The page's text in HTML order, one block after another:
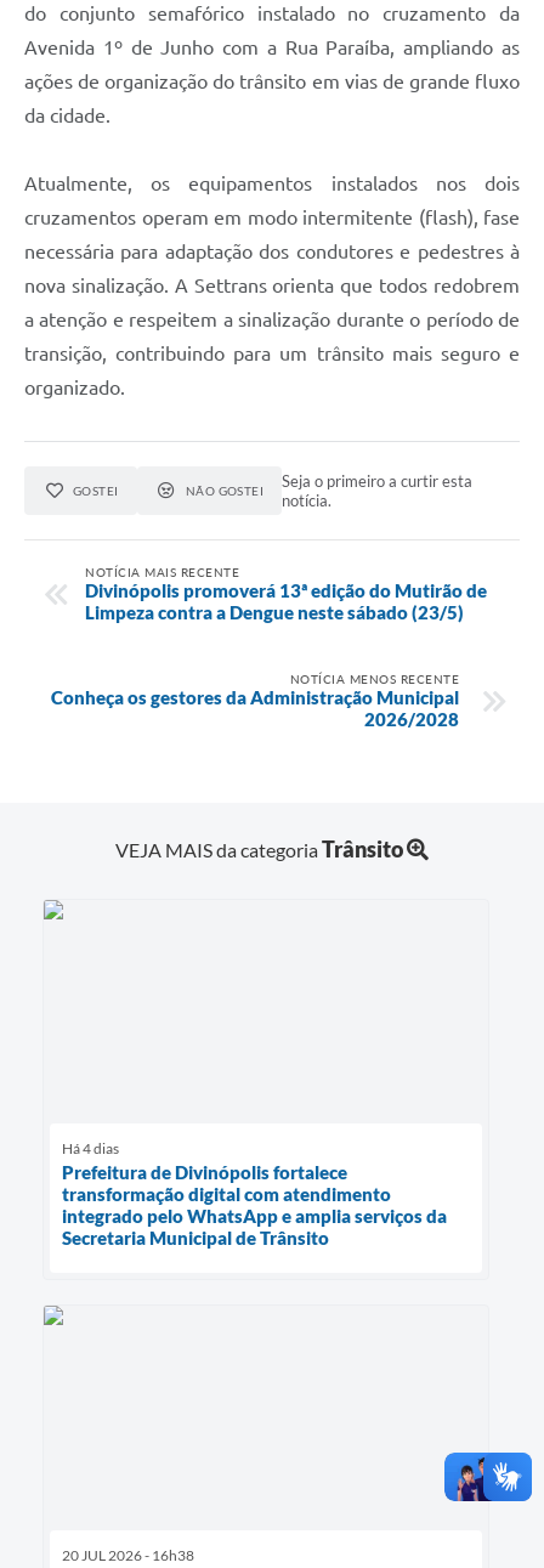
do conjunto semafórico instalado no cruzamento da
Avenida 1º de Junho com a Rua Paraíba, ampliando as
ações de organização do trânsito em vias de grande fluxo
da cidade.
Atualmente, os equipamentos instalados nos dois
cruzamentos operam em modo intermitente (flash), fase
necessária para adaptação dos condutores e pedestres à
nova sinalização. A Settrans orienta que todos redobrem
a atenção e respeitem a sinalização durante o período de
transição, contribuindo para um trânsito mais seguro e
organizado.
GOSTEI NÃO GOSTEI
Seja o primeiro a curtir esta
notícia.
NOTÍCIA MAIS RECENTE
Divinópolis promoverá 13ª edição do Mutirão de
Limpeza contra a Dengue neste sábado (23/5)
NOTÍCIA MENOS RECENTE
Conheça os gestores da Administração Municipal
2026/2028
VEJA MAIS da categoriaTrânsito
Há 4 dias
Prefeitura de Divinópolis fortalece
transformação digital com atendimento
integrado pelo WhatsApp e amplia serviços da
Secretaria Municipal de Trânsito
20 JUL 2026 - 16h38